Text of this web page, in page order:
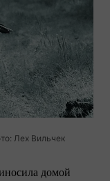
Лех Вильчек
домой